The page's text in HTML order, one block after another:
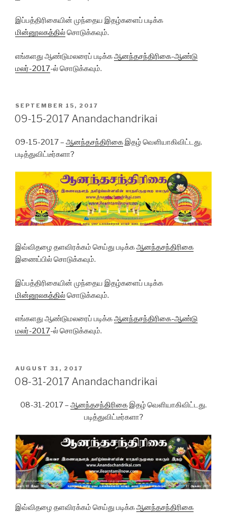
இப்பத்திரிகையின் முந்தைய இதழ்களைப் படிக்க
மின்னூலகத்தில்சொடுக்கவும்.
எங்களது ஆண்டுமலரைப் படிக்கஆனந்தசந்திரிகை-ஆண்டு
மலர்-2017-ல் சொடுக்கவும்.
POSTED
ON
SEPTEMBER 15, 2017
09-15-2017 Anandachandrikai
09-15-2017 – ஆனந்தசந்திரிகைஇதழ் வெளியாகிவிட்டது.
படித்துவிட்டீர்களா?
இவ்விதழை தளவிரக்கம் செய்து படிக்கஆனந்தசந்திரிகை
இணைப்பில் சொடுக்கவும்.
இப்பத்திரிகையின் முந்தைய இதழ்களைப் படிக்க
மின்னூலகத்தில்சொடுக்கவும்.
எங்களது ஆண்டுமலரைப் படிக்கஆனந்தசந்திரிகை-ஆண்டு
மலர்-2017-ல் சொடுக்கவும்.
POSTED
ON
AUGUST 31, 2017
08-31-2017 Anandachandrikai
08-31-2017 – ஆனந்தசந்திரிகை இதழ் வெளியாகிவிட்டது.
படித்துவிட்டீர்களா?
இவ்விதழை தளவிரக்கம் செய்து படிக்கஆனந்தசந்திரிகை